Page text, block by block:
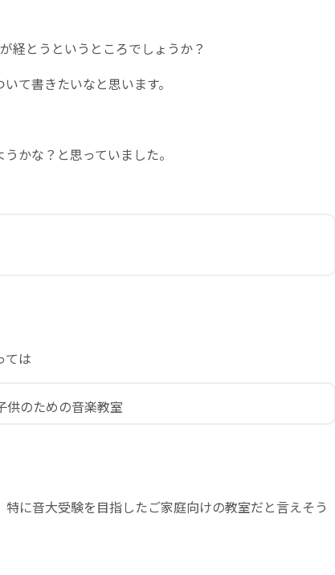
経とうというところでしょうか？
て書きたいなと思います。
かな？と思っていました。
ては
供のための音楽教室
に音大受験を目指したご家庭向けの教室だと言えそう